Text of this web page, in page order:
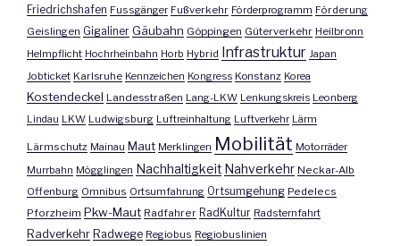
Friedrichshafen Fussgänger Fußverkehr Förderprogramm Förderung
Geislingen Gigaliner Gäubahn Göppingen Güterverkehr Heilbronn
Helmpflicht Hochrheinbahn Horb Hybrid Infrastruktur Japan
Jobticket Karlsruhe Kennzeichen Kongress Konstanz Korea
Kostendeckel Landesstraßen Lang-LKW Lenkungskreis Leonberg
Lindau LKW Ludwigsburg Luftreinhaltung Luftverkehr Lärm
Lärmschutz Mainau Maut Merklingen Mobilität Motorräder
Murrbahn Mögglingen Nachhaltigkeit Nahverkehr Neckar-Alb
Offenburg Omnibus Ortsumfahrung Ortsumgehung Pedelecs
Pforzheim Pkw-Maut Radfahrer RadKultur Radsternfahrt
Radverkehr Radwege Regiobus Regiobuslinien